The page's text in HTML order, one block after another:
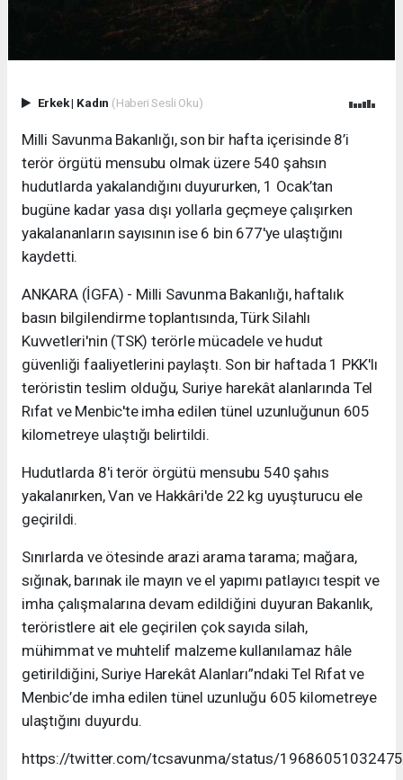
Erkek| Kadın (Haberi Sesli Oku)
Milli Savunma Bakanlığı, son bir hafta içerisinde 8’i
terör örgütü mensubu olmak üzere 540 şahsın
hudutlarda yakalandığını duyururken, 1 Ocak’tan
bugüne kadar yasa dışı yollarla geçmeye çalışırken
yakalananların sayısının ise 6 bin 677'ye ulaştığını
kaydetti.
ANKARA (İGFA) - Milli Savunma Bakanlığı, haftalık
basın bilgilendirme toplantısında, Türk Silahlı
Kuvvetleri'nin (TSK) terörle mücadele ve hudut
güvenliği faaliyetlerini paylaştı. Son bir haftada 1 PKK'lı
teröristin teslim olduğu, Suriye harekât alanlarında Tel
Rıfat ve Menbic'te imha edilen tünel uzunluğunun 605
kilometreye ulaştığı belirtildi.
Hudutlarda 8'i terör örgütü mensubu 540 şahıs
yakalanırken, Van ve Hakkâri'de 22 kg uyuşturucu ele
geçirildi.
Sınırlarda ve ötesinde arazi arama tarama; mağara,
sığınak, barınak ile mayın ve el yapımı patlayıcı tespit ve
imha çalışmalarına devam edildiğini duyuran Bakanlık,
teröristlere ait ele geçirilen çok sayıda silah,
mühimmat ve muhtelif malzeme kullanılamaz hâle
getirildiğini, Suriye Harekât Alanları”ndaki Tel Rıfat ve
Menbic’de imha edilen tünel uzunluğu 605 kilometreye
ulaştığını duyurdu.
https://twitter.com/tcsavunma/status/